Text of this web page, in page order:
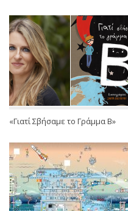
«Γιατί Σβήσαμε το Γράμμα Β»